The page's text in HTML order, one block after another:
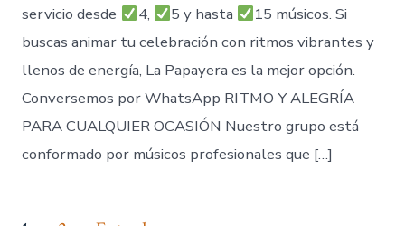
servicio desde
4, 5 y hasta
15 músicos. Si
buscas animar tu celebración con ritmos vibrantes y
llenos de energía, La Papayera es la mejor opción.
Conversemos por WhatsApp RITMO Y ALEGRÍA
PARA CUALQUIER OCASIÓN Nuestro grupo está
conformado por músicos profesionales que […]